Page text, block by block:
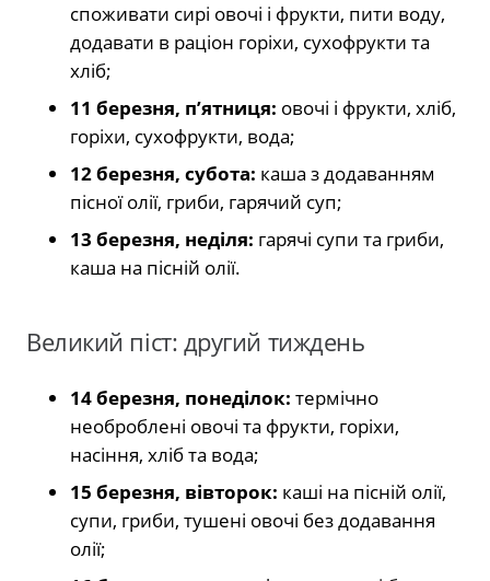
споживати сирі овочі і фрукти, пити воду,
додавати в раціон горіхи, сухофрукти та
хліб;
11 березня, п’ятниця: овочі і фрукти, хліб,
горіхи, сухофрукти, вода;
12 березня, субота: каша з додаванням
пісної олії, гриби, гарячий суп;
13 березня, неділя: гарячі супи та гриби,
каша на пісній олії.
Великий піст: другий тиждень
14 березня, понеділок: термічно
необроблені овочі та фрукти, горіхи,
насіння, хліб та вода;
15 березня, вівторок: каші на пісній олії,
супи, гриби, тушені овочі без додавання
олії;